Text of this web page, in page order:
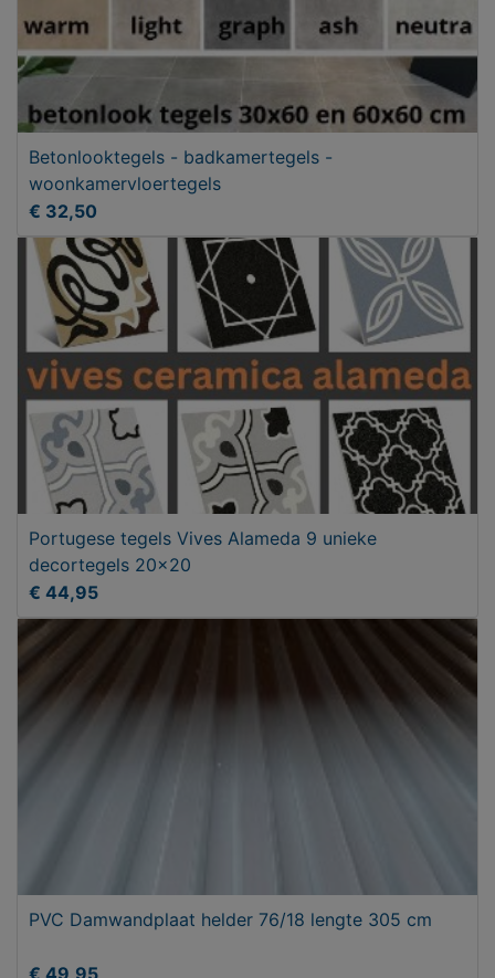
Betonlooktegels - badkamertegels -
woonkamervloertegels
€ 32,50
Portugese tegels Vives Alameda 9 unieke
decortegels 20x20
€ 44,95
PVC Damwandplaat helder 76/18 lengte 305 cm
€ 49,95